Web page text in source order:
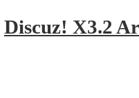
Discuz! X3.2